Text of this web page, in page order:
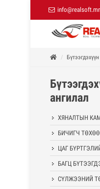
Бүтээгдэхүүн
ангилал
ХЯНАЛТЫН
БИЧИГЧ
ЦАГ
БАГЦ
СҮЛЖЭЭНИЙ